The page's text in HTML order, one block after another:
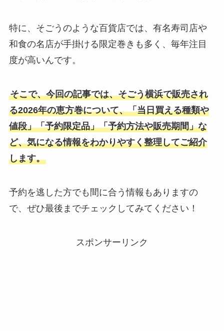
特に、そごうのような百貨店では、有名寿司店や
和食の名店が手掛ける限定巻きも多く、毎年注目
度が高いんです。
そこで、今回の記事では、そごう横浜で販売され
る2026年の恵方巻について、「当日買える種類や
値段」「予約限定品」「予約方法や販売期間」な
ど、気になる情報をわかりやすく整理してご紹介
します。
予約を逃した方でも間に合う情報もありますの
で、ぜひ最後までチェックしてみてください！
スポンサーリンク